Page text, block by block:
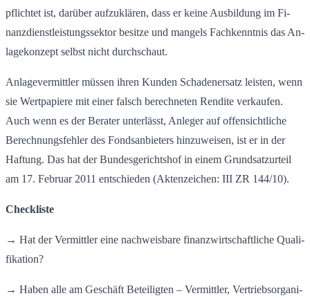
pflich­tet ist, dar­über auf­zu­klä­ren, dass er keine Aus­bil­dung im Fi­
nanz­dienst­leis­tungs­sek­tor be­sit­ze und man­gels Fach­kennt­nis das An­
la­ge­kon­zept selbst nicht durch­schaut.
An­la­ge­ver­mitt­ler müs­sen ihren Kun­den Scha­den­er­satz leis­ten, wenn
sie Wert­pa­pie­re mit einer falsch be­rech­ne­ten Ren­di­te ver­kau­fen.
Auch wenn es der Be­ra­ter un­ter­lässt, An­le­ger auf of­fen­sicht­li­che
Be­rech­nungs­feh­ler des Fonds­an­bie­ters hin­zu­wei­sen, ist er in der
Haf­tung. Das hat der Bun­des­ge­richts­hof in einem Grund­satz­ur­teil
am 17. Fe­bru­ar 2011 ent­schie­den (Ak­ten­zei­chen: III ZR 144/10).
Checkliste
→ Hat der Ver­mitt­ler eine nach­weis­ba­re fi­nanz­wirt­schaft­li­che Qua­li­
fi­ka­ti­on?
→ Haben alle am Ge­schäft Be­tei­lig­ten – Ver­mitt­ler, Ver­triebs­or­ga­ni­